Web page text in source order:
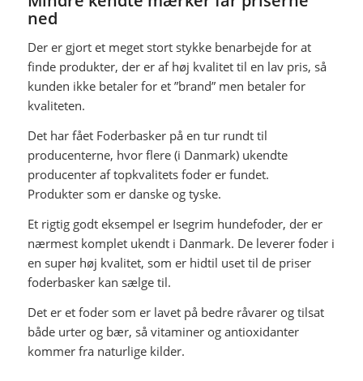
ned
Der er gjort et meget stort stykke benarbejde for at
finde produkter, der er af høj kvalitet til en lav pris, så
kunden ikke betaler for et ”brand” men betaler for
kvaliteten.
Det har fået Foderbasker på en tur rundt til
producenterne, hvor flere (i Danmark) ukendte
producenter af topkvalitets foder er fundet.
Produkter som er danske og tyske.
Et rigtig godt eksempel er Isegrim hundefoder, der er
nærmest komplet ukendt i Danmark. De leverer foder i
en super høj kvalitet, som er hidtil uset til de priser
foderbasker kan sælge til.
Det er et foder som er lavet på bedre råvarer og tilsat
både urter og bær, så vitaminer og antioxidanter
kommer fra naturlige kilder.